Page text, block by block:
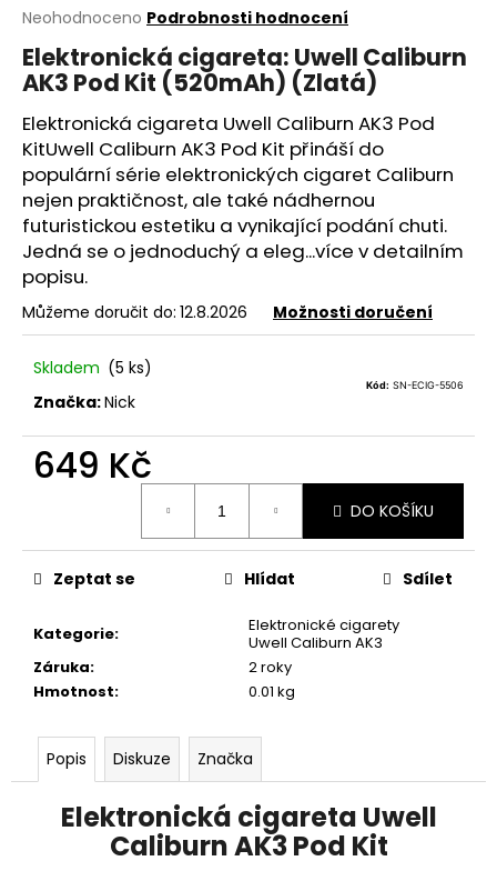
Průměrné
produktu
je
z
5
hvězdiček.
Neohodnoceno Podrobnosti hodnocení
Elektronická cigareta: Uwell Caliburn
AK3 Pod Kit (520mAh) (Zlatá)
Elektronická cigareta Uwell Caliburn AK3 Pod
KitUwell Caliburn AK3 Pod Kit přináší do
populární série elektronických cigaret Caliburn
nejen praktičnost, ale také nádhernou
futuristickou estetiku a vynikající podání chuti.
Jedná se o jednoduchý a eleg...více v detailním
popisu.
Můžeme doručit do: 12.8.2026 Možnosti doručení
Skladem (5 ks)
Kód: SN-ECIG-5506
Značka:Nick
649 Kč
DO KOŠÍKU
Kategorie:
Elektronické cigarety
Uwell Caliburn AK3
Záruka:
2 roky
Hmotnost: 0.01 kg
Zeptat se Hlídat Sdílet
Popis Diskuze Značka
Elektronická cigareta Uwell
Caliburn AK3 Pod Kit
a
j
í
t
?
HLEDAT
D
o
p
o
u
j
e
e
DEKANG
10ML
18MG
Původně: